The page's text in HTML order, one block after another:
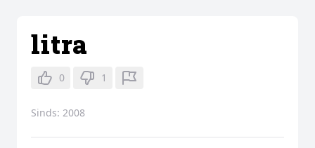
litra
0 1
Sinds: 2008